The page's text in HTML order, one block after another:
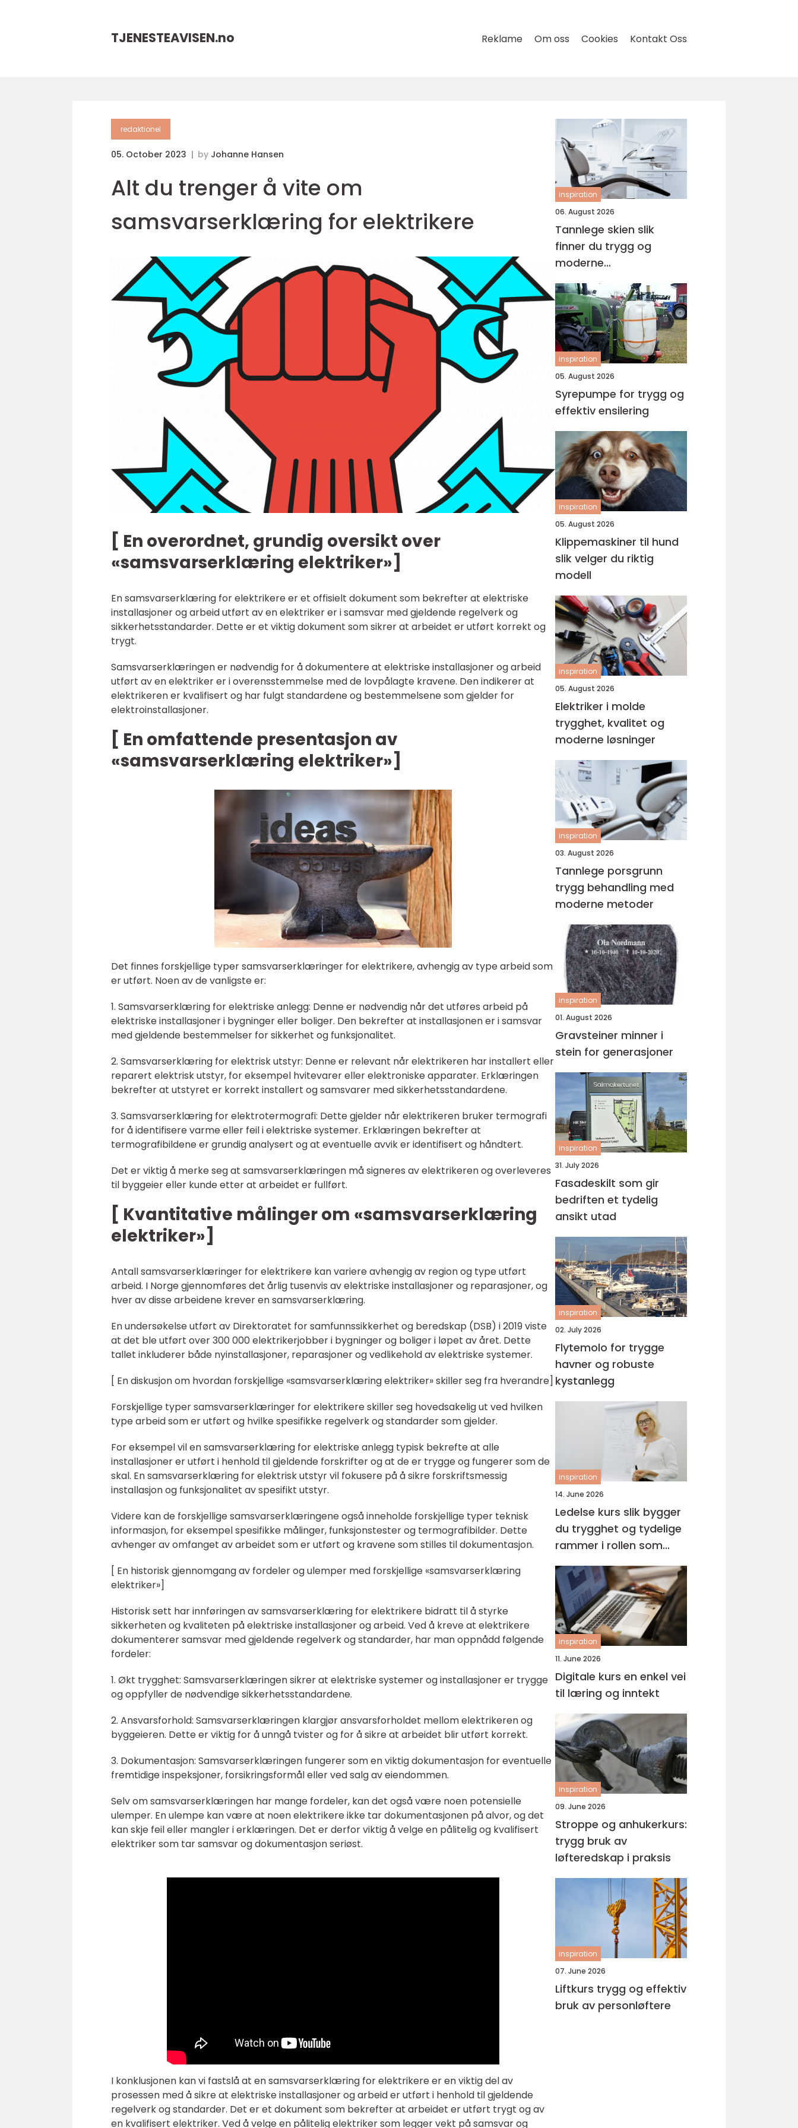
TJENESTEAVISEN.no Reklame Om oss Cookies Kontakt Oss
redaktionel
05. October 2023 by Johanne Hansen
Alt du trenger å vite om
samsvarserklæring for elektrikere
[ En overordnet, grundig oversikt over
«samsvarserklæring elektriker»]
En samsvarserklæring for elektrikere er et offisielt dokument som bekrefter at elektriske
installasjoner og arbeid utført av en elektriker er i samsvar med gjeldende regelverk og
sikkerhetsstandarder. Dette er et viktig dokument som sikrer at arbeidet er utført korrekt og
trygt.
Samsvarserklæringen er nødvendig for å dokumentere at elektriske installasjoner og arbeid
utført av en elektriker er i overensstemmelse med de lovpålagte kravene. Den indikerer at
elektrikeren er kvalifisert og har fulgt standardene og bestemmelsene som gjelder for
elektroinstallasjoner.
[ En omfattende presentasjon av
«samsvarserklæring elektriker»]
Det finnes forskjellige typer samsvarserklæringer for elektrikere, avhengig av type arbeid som
er utført. Noen av de vanligste er:
1. Samsvarserklæring for elektriske anlegg: Denne er nødvendig når det utføres arbeid på
elektriske installasjoner i bygninger eller boliger. Den bekrefter at installasjonen er i samsvar
med gjeldende bestemmelser for sikkerhet og funksjonalitet.
2. Samsvarserklæring for elektrisk utstyr: Denne er relevant når elektrikeren har installert eller
reparert elektrisk utstyr, for eksempel hvitevarer eller elektroniske apparater. Erklæringen
bekrefter at utstyret er korrekt installert og samsvarer med sikkerhetsstandardene.
3. Samsvarserklæring for elektrotermografi: Dette gjelder når elektrikeren bruker termografi
for å identifisere varme eller feil i elektriske systemer. Erklæringen bekrefter at
termografibildene er grundig analysert og at eventuelle avvik er identifisert og håndtert.
Det er viktig å merke seg at samsvarserklæringen må signeres av elektrikeren og overleveres
til byggeier eller kunde etter at arbeidet er fullført.
[ Kvantitative målinger om «samsvarserklæring
elektriker»]
Antall samsvarserklæringer for elektrikere kan variere avhengig av region og type utført
arbeid. I Norge gjennomføres det årlig tusenvis av elektriske installasjoner og reparasjoner, og
hver av disse arbeidene krever en samsvarserklæring.
En undersøkelse utført av Direktoratet for samfunnssikkerhet og beredskap (DSB) i 2019 viste
at det ble utført over 300 000 elektrikerjobber i bygninger og boliger i løpet av året. Dette
tallet inkluderer både nyinstallasjoner, reparasjoner og vedlikehold av elektriske systemer.
[ En diskusjon om hvordan forskjellige «samsvarserklæring elektriker» skiller seg fra hverandre]
Forskjellige typer samsvarserklæringer for elektrikere skiller seg hovedsakelig ut ved hvilken
type arbeid som er utført og hvilke spesifikke regelverk og standarder som gjelder.
For eksempel vil en samsvarserklæring for elektriske anlegg typisk bekrefte at alle
installasjoner er utført i henhold til gjeldende forskrifter og at de er trygge og fungerer som de
skal. En samsvarserklæring for elektrisk utstyr vil fokusere på å sikre forskriftsmessig
installasjon og funksjonalitet av spesifikt utstyr.
Videre kan de forskjellige samsvarserklæringene også inneholde forskjellige typer teknisk
informasjon, for eksempel spesifikke målinger, funksjonstester og termografibilder. Dette
avhenger av omfanget av arbeidet som er utført og kravene som stilles til dokumentasjon.
[ En historisk gjennomgang av fordeler og ulemper med forskjellige «samsvarserklæring
elektriker»]
Historisk sett har innføringen av samsvarserklæring for elektrikere bidratt til å styrke
sikkerheten og kvaliteten på elektriske installasjoner og arbeid. Ved å kreve at elektrikere
dokumenterer samsvar med gjeldende regelverk og standarder, har man oppnådd følgende
fordeler:
1. Økt trygghet: Samsvarserklæringen sikrer at elektriske systemer og installasjoner er trygge
og oppfyller de nødvendige sikkerhetsstandardene.
2. Ansvarsforhold: Samsvarserklæringen klargjør ansvarsforholdet mellom elektrikeren og
byggeieren. Dette er viktig for å unngå tvister og for å sikre at arbeidet blir utført korrekt.
3. Dokumentasjon: Samsvarserklæringen fungerer som en viktig dokumentasjon for eventuelle
fremtidige inspeksjoner, forsikringsformål eller ved salg av eiendommen.
Selv om samsvarserklæringen har mange fordeler, kan det også være noen potensielle
ulemper. En ulempe kan være at noen elektrikere ikke tar dokumentasjonen på alvor, og det
kan skje feil eller mangler i erklæringen. Det er derfor viktig å velge en pålitelig og kvalifisert
elektriker som tar samsvar og dokumentasjon seriøst.
I konklusjonen kan vi fastslå at en samsvarserklæring for elektrikere er en viktig del av
prosessen med å sikre at elektriske installasjoner og arbeid er utført i henhold til gjeldende
regelverk og standarder. Det er et dokument som bekrefter at arbeidet er utført trygt og av
en kvalifisert elektriker. Ved å velge en pålitelig elektriker som legger vekt på samsvar og
inspiration
06. August 2026
Tannlege skien slik
finner du trygg og
moderne
tannbehandling
inspiration
05. August 2026
Syrepumpe for trygg og
effektiv ensilering
inspiration
05. August 2026
Klippemaskiner til hund
slik velger du riktig
modell
inspiration
05. August 2026
Elektriker i molde
trygghet, kvalitet og
moderne løsninger
inspiration
03. August 2026
Tannlege porsgrunn
trygg behandling med
moderne metoder
inspiration
01. August 2026
Gravsteiner minner i
stein for generasjoner
inspiration
31. July 2026
Fasadeskilt som gir
bedriften et tydelig
ansikt utad
inspiration
02. July 2026
Flytemolo for trygge
havner og robuste
kystanlegg
inspiration
14. June 2026
Ledelse kurs slik bygger
du trygghet og tydelige
rammer i rollen som
leder
inspiration
11. June 2026
Digitale kurs en enkel vei
til læring og inntekt
inspiration
09. June 2026
Stroppe og anhukerkurs:
trygg bruk av
løfteredskap i praksis
inspiration
07. June 2026
Liftkurs trygg og effektiv
bruk av personløftere